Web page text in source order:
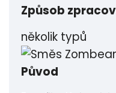
Způsob
několik typů
Původ